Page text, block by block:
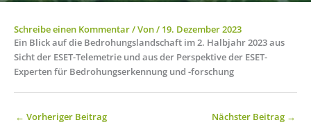
Schreibe einen Kommentar/ Von/ 19. Dezember 2023
Ein Blick auf die Bedrohungslandschaft im 2. Halbjahr 2023 aus
Sicht der ESET-Telemetrie und aus der Perspektive der ESET-
Experten für Bedrohungserkennung und -forschung
← Vorheriger Beitrag Nächster Beitrag →